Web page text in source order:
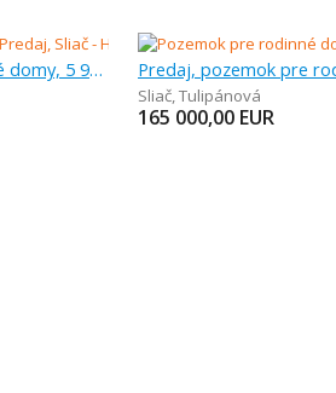
Predaj, pozemok pre rodinné domy, 5 904 m
Sliač,Tulipánová
165 000,00 EUR